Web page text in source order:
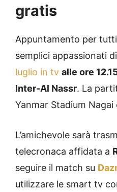
gratis
Appuntamento per
semplici appassionati
luglio in tv alle ore
Inter-Al Nassr. La
Yanmar Stadium
L’amichevole sarà
telecronaca affidata a
seguire il match su
utilizzare le smart tv